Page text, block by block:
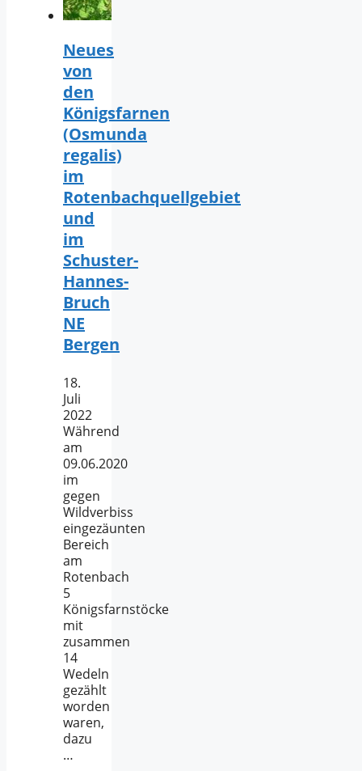
Neues
von
den
Königsfarnen
(Osmunda
regalis)
im
Rotenbachquellgebiet
und
im
Schuster-
Hannes-
Bruch
NE
Bergen
18.
Juli
2022
Während
am
09.06.2020
im
gegen
Wildverbiss
eingezäunten
Bereich
am
Rotenbach
5
Königsfarnstöcke
mit
zusammen
14
Wedeln
gezählt
worden
waren,
dazu
…